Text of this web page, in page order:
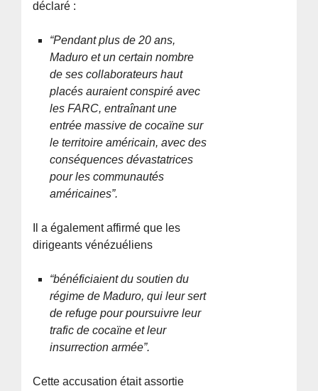
déclaré :
“Pendant plus de 20 ans,
Maduro et un certain nombre
de ses collaborateurs haut
placés auraient conspiré avec
les FARC, entraînant une
entrée massive de cocaïne sur
le territoire américain, avec des
conséquences dévastatrices
pour les communautés
américaines”.
Il a également affirmé que les
dirigeants vénézuéliens
“bénéficiaient du soutien du
régime de Maduro, qui leur sert
de refuge pour poursuivre leur
trafic de cocaïne et leur
insurrection armée”.
Cette accusation était assortie